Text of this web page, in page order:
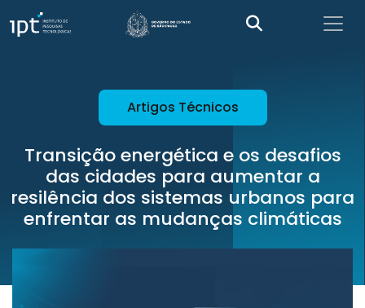
Artigos Técnicos
Transição energética e os desafios
das cidades para aumentar a
resilência dos sistemas urbanos para
enfrentar as mudanças climáticas